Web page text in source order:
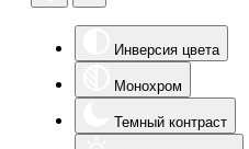
Инверсия цвета
Монохром
Темный контраст